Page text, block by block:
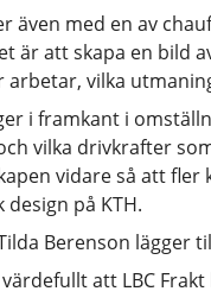
även med en av
är att skapa en bild
arbetar, vilka
i framkant i
vilka drivkrafter
vidare så att
på KTH.
Berenson lägger
att LBC